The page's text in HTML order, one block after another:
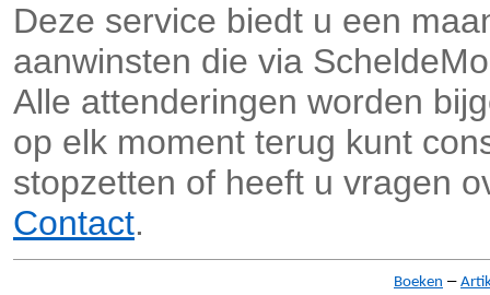
Deze service biedt u een
aanwinsten die via
Alle attenderingen worden
op elk moment terug kunt
stopzetten of heeft u vragen
Contact.
Boeken –